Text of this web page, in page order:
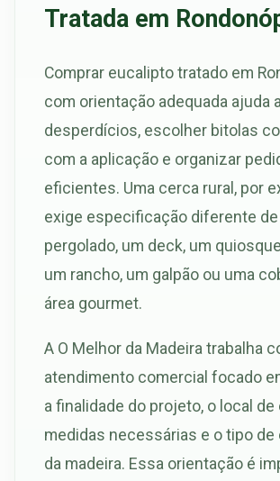
Tratada em
Comprar eucalipto tratado em
com orientação adequada ajuda
desperdícios, escolher bitolas
com a aplicação e organizar
eficientes. Uma cerca rural, por
exige especificação diferente de
pergolado, um deck, um
um rancho, um galpão ou uma
área gourmet.
A O Melhor da Madeira trabalha
atendimento comercial focado
a finalidade do projeto, o local de
medidas necessárias e o tipo
da madeira. Essa orientação é